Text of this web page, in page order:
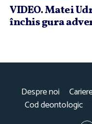
VIDEO. Matei
închis gura
Despre noi
Cod deontologic